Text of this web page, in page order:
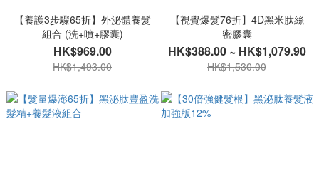
【養護3步驟65折】外泌體養髮
組合 (洗+噴+膠囊)
HK$969.00
HK$1,493.00
【視覺爆髮76折】4D黑米肽絲
密膠囊
HK$388.00 ~ HK$1,079.90
HK$1,530.00